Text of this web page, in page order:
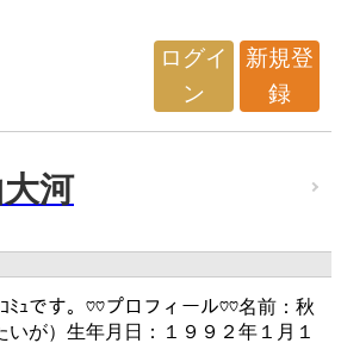
ログイ
ン
新規登
録
河
ﾐｭです。♡♡プロフィール♡♡名前：秋
いが）生年月日：１９９２年１月１